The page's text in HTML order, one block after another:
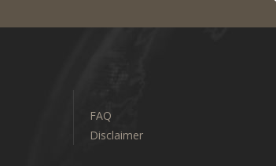
FAQ
Disclaimer